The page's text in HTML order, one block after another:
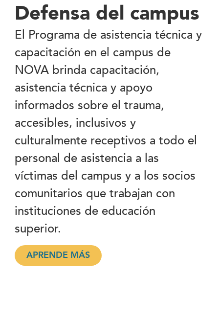
Defensa del campus
El Programa de asistencia técnica y
capacitación en el campus de
NOVA brinda capacitación,
asistencia técnica y apoyo
informados sobre el trauma,
accesibles, inclusivos y
culturalmente receptivos a todo el
personal de asistencia a las
víctimas del campus y a los socios
comunitarios que trabajan con
instituciones de educación
superior.
APRENDE MÁS